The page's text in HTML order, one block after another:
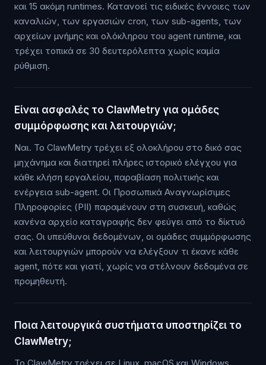
και 15 ακόμη runtimes. Κατανοεί τις ειδικές έννοιες των
καναλιών, των εργασιών cron, των sub-agents, των
αρχείων μνήμης και ολόκληρου του agent runtime, και
τρέχει τοπικά σε 30 δευτερόλεπτα χωρίς καμία
ρύθμιση.
Είναι ασφαλές το ClawMetry για ομάδες
συμμόρφωσης και λειτουργιών;
Ναι. Το ClawMetry τρέχει εξ ολοκλήρου στο δικό σας
μηχάνημα και διατηρεί πλήρες ιστορικό ελέγχου για
κάθε κλήση εργαλείου, παραβίαση πολιτικής και
ενέργεια sub-agent. Οι Προσωπικά Αναγνωρίσιμες
Πληροφορίες (PII) παραμένουν στη συσκευή, καθώς
κανένα αρχείο καταγραφής δεν φεύγει από το δίκτυό
σας. Οι υπεύθυνοι δεδομένων, οι ομάδες συμμόρφωσης
και λειτουργιών μπορούν να ελέγξουν τι έκανε κάθε
agent, πότε και γιατί, χωρίς να στέλνουν δεδομένα σε
προμηθευτή.
Ποια λειτουργικά συστήματα υποστηρίζει το
ClawMetry;